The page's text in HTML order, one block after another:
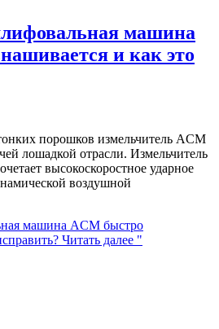
машина
и как это
порошков измельчитель ACM
лошадкой отрасли. Измельчитель
высокоскоростное ударное
воздушной
машина ACM быстро
Читать далее "